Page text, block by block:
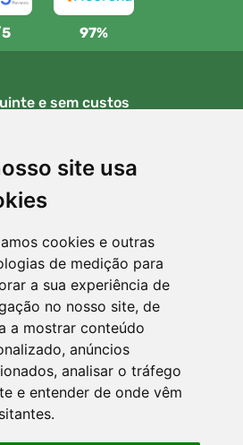
site usa
cookies e outras
de medição para
a sua experiência de
no nosso site, de
a mostrar conteúdo
anúncios
analisar o tráfego
e entender de onde vêm
97%
e sem custos
superiores a 80 EUR
gratuitas
a sua encomenda em qualquer
dias
plantamos uma árvore! Leia mais